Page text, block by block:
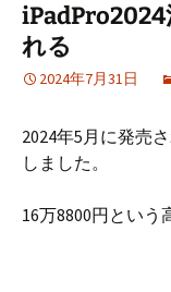
れる
2024年7月31日
2024年5月に発売
しました。
16万8800円という